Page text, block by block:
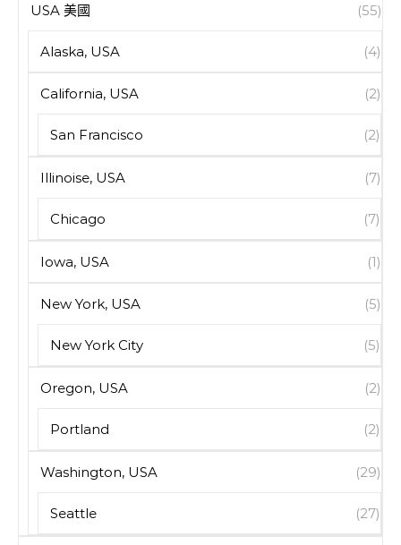
USA 美國 (55)
Alaska, USA (4)
California, USA (2)
San Francisco (2)
Illinoise, USA (7)
Chicago (7)
Iowa, USA (1)
New York, USA (5)
New York City (5)
Oregon, USA (2)
Portland (2)
Washington, USA (29)
Seattle (27)